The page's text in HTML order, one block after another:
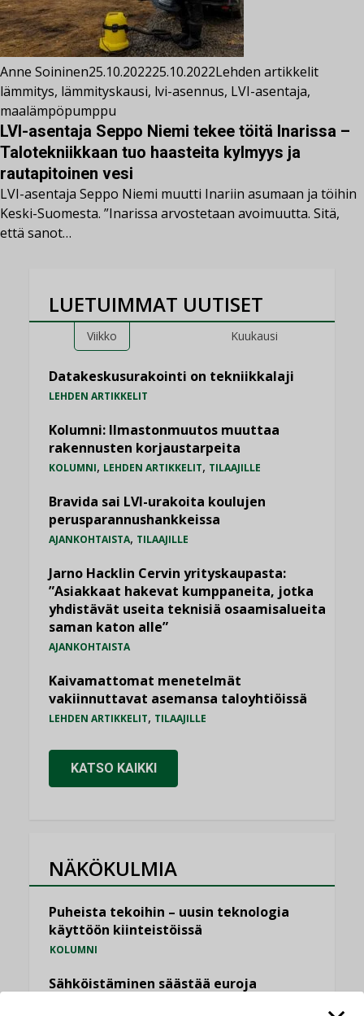
Anne Soininen25.10.202225.10.2022Lehden artikkelit
lämmitys, lämmityskausi, lvi-asennus, LVI-asentaja,
maalämpöpumppu
LVI-asentaja Seppo Niemi tekee töitä Inarissa –
Talotekniikkaan tuo haasteita kylmyys ja
rautapitoinen vesi
LVI-asentaja Seppo Niemi muutti Inariin asumaan ja töihin
Keski-Suomesta. ”Inarissa arvostetaan avoimuutta. Sitä,
että sanot…
LUETUIMMAT UUTISET
Viikko Kuukausi
Datakeskusurakointi on tekniikkalaji
LEHDEN ARTIKKELIT
Kolumni: Ilmastonmuutos muuttaa
rakennusten korjaustarpeita
KOLUMNI, LEHDEN ARTIKKELIT, TILAAJILLE
Bravida sai LVI-urakoita koulujen
perusparannushankkeissa
AJANKOHTAISTA, TILAAJILLE
Jarno Hacklin Cervin yrityskaupasta:
”Asiakkaat hakevat kumppaneita, jotka
yhdistävät useita teknisiä osaamisalueita
saman katon alle”
AJANKOHTAISTA
Kaivamattomat menetelmät
vakiinnuttavat asemansa taloyhtiöissä
LEHDEN ARTIKKELIT, TILAAJILLE
KATSO KAIKKI
NÄKÖKULMIA
Puheista tekoihin – uusin teknologia
käyttöön kiinteistöissä
KOLUMNI
Sähköistäminen säästää euroja